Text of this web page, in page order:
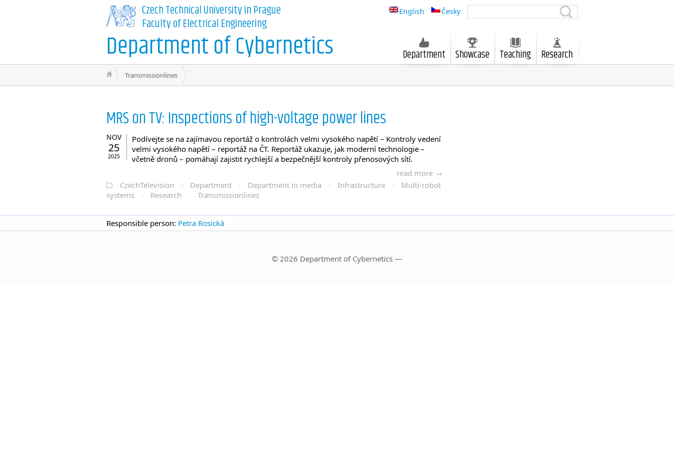
English Česky
Czech Technical University in Prague
Faculty of Electrical Engineering
Department of Cybernetics Department Showcase Teaching Research
Transmissionlines
MRS on TV: Inspections of high-voltage power lines
NOV
25
2025
Podívejte se na zajímavou reportáž o kontrolách velmi vysokého napětí – Kontroly vedení
velmi vysokého napětí – reportáž na ČT. Reportáž ukazuje, jak moderní technologie –
včetně dronů – pomáhají zajistit rychlejší a bezpečnější kontroly přenosových sítí.
read more →
CzechTelevision
· Department · Department in media · Infrastructure ·
Multi-robot
systems
· Research · Transmissionlines
Responsible person: Petra Rosická
© 2026 Department of Cybernetics —